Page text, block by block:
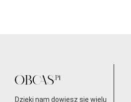
Dzięki nam dowiesz się wielu